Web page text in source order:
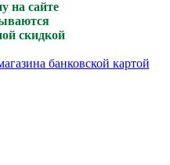
на сайте
скидкой